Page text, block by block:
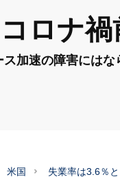
ロナ
加速の障害にはな
米国 失業率は3.6％